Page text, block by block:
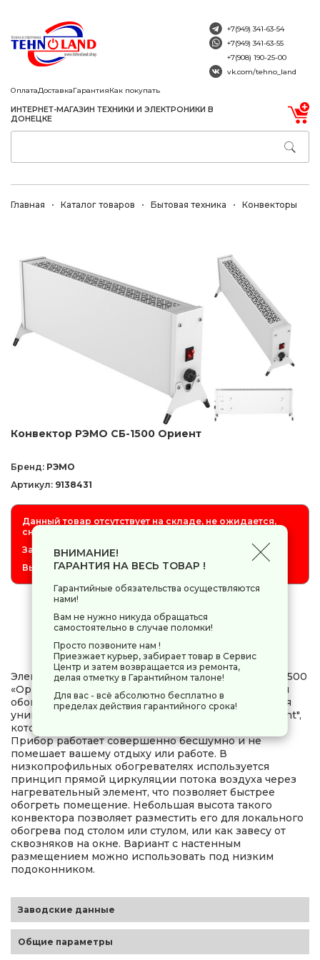
ОплатаДоставкаГарантияКак покупать
ИНТЕРНЕТ-МАГАЗИН ТЕХНИКИ И ЭЛЕКТРОНИКИ В
ДОНЕЦКЕ
+7(949) 341-63-54
+7(949) 341-63-55
+7(908) 190-25-00
vk.com/tehno_land
Главная Каталог товаров Бытовая техника Конвекторы
Конвектор РЭМО СБ-1500 Ориент
Бренд: РЭМО
Артикул: 9138431
Данный товар отсутствует на складе, не ожидается,
снят с продажи.
Заказ товара невозможен.
Выбирайте товар с ценой отличной от 0.
0 руб. - +
Электрический низкопрофильный конвектор СБ-1500
«Ориент» - компактное и практичное решение для
обогрева помещений. В конструкции применяется
уникальная нагревательная конструкция "Х-element",
который не сушит воздух и не сжигает кислород.
Прибор работает совершенно бесшумно и не
помешает вашему отдыху или работе. В
низкопрофильных обогревателях используется
принцип прямой циркуляции потока воздуха через
нагревательный элемент, что позволяет быстрее
обогреть помещение. Небольшая высота такого
конвектора позволяет разместить его для локального
обогрева под столом или стулом, или как завесу от
сквозняков на окне. Вариант с настенным
размещением можно использовать под низким
подоконником.
Заводские данные
Общие параметры
ВНИМАНИЕ!
ГАРАНТИЯ НА ВЕСЬ ТОВАР !
Гарантийные обязательства осуществляются
нами!
Вам не нужно никуда обращаться
самостоятельно в случае поломки!
Просто позвоните нам !
Приезжает курьер, забирает товар в Сервис
Центр и затем возвращается из ремонта,
делая отметку в Гарантийном талоне!
Для вас - всё абсолютно бесплатно в
пределах действия гарантийного срока!